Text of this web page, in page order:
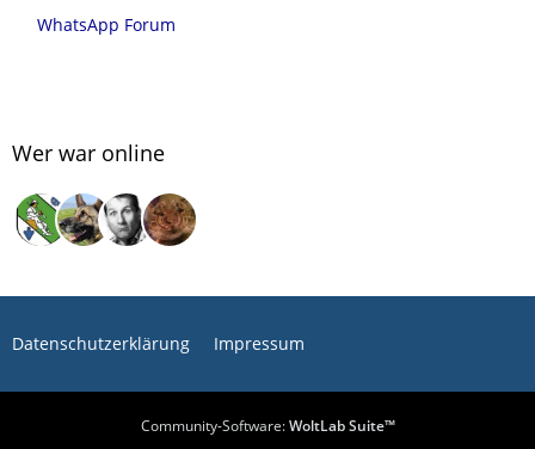
WhatsApp Forum
Wer war online
Datenschutzerklärung Impressum
Community-Software:WoltLab Suite™